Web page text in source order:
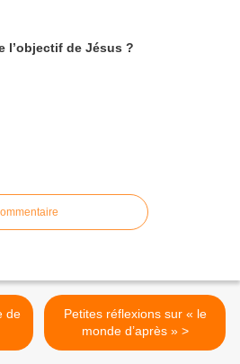
l’objectif de Jésus ?
Petites réflexions sur « le
monde d’après » >